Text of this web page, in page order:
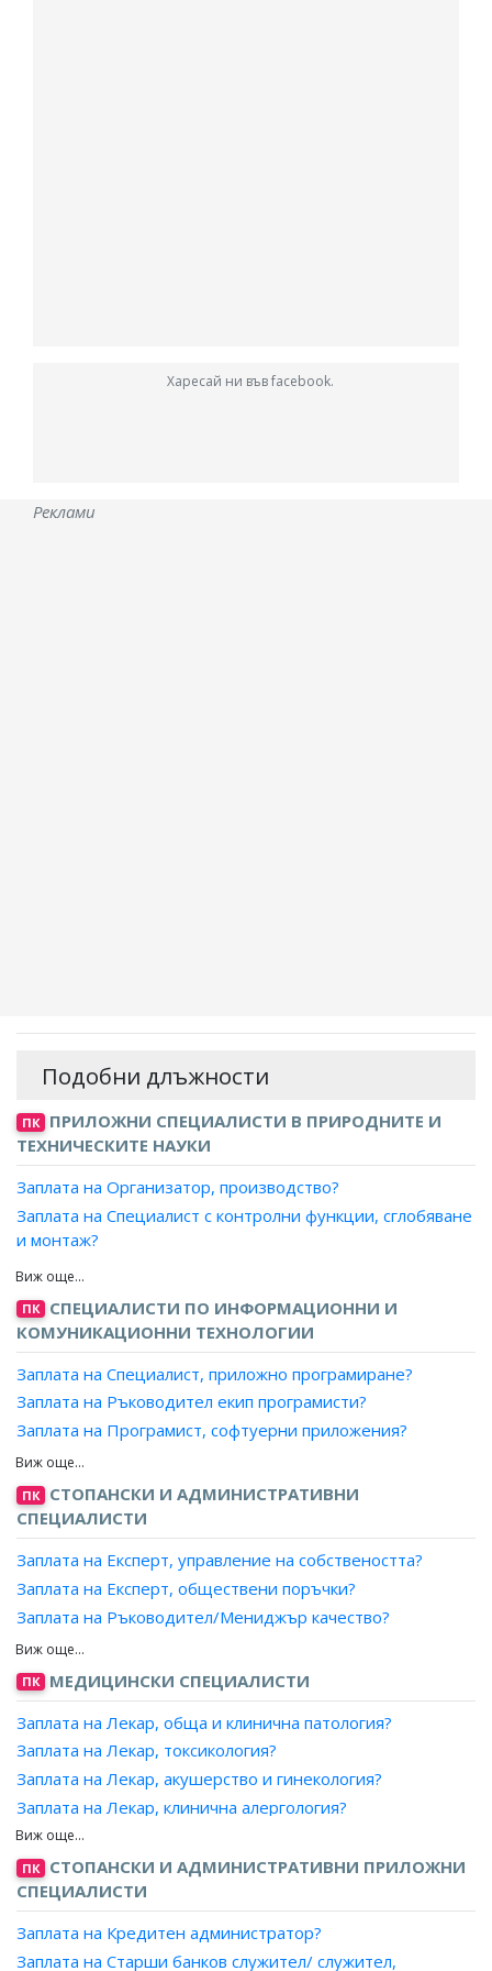
Харесай ни във facebook.
Реклами
Подобни длъжности
ПК ПРИЛОЖНИ СПЕЦИАЛИСТИ В ПРИРОДНИТЕ И
ТЕХНИЧЕСКИТЕ НАУКИ
Заплата на Организатор, производство?
Заплата на Специалист с контролни функции, сглобяване
и монтаж?
Заплата на Специалист с контролни функции,
преработваща промишленост?
Заплата на Специалист с контролни функции,
довършителни дейности?
Заплата на Координатор, преработваща промишленост?
Заплата на Специалист с контролни функции,
автоматична поточна линия?
Заплата на Диспечер, газопреносна/
газоразпределителна мрежа?
Заплата на Оператор, газопреносна/
газоразпределителна мрежа?
Заплата на Началник смяна?
ПК СПЕЦИАЛИСТИ ПО ИНФОРМАЦИОННИ И
КОМУНИКАЦИОННИ ТЕХНОЛОГИИ
Заплата на Специалист, приложно програмиране?
Заплата на Ръководител екип програмисти?
Заплата на Програмист, софтуерни приложения?
Заплата на Програмист, системи за управление на
бизнеса?
Заплата на Програмист, системи за управление на бази
данни?
ПК СТОПАНСКИ И АДМИНИСТРАТИВНИ
СПЕЦИАЛИСТИ
Заплата на Експерт, управление на собствеността?
Заплата на Експерт, обществени поръчки?
Заплата на Ръководител/Мениджър качество?
Заплата на Експерт лизинг?
Заплата на Мениджър, ключови клиенти?
Заплата на Експерт доставки, преработваща
промишленост?
Заплата на Мениджър, проекти?
Заплата на Експерт, продажби?
Заплата на Търговски пълномощник?
Заплата на Ръководител търговски екип?
Заплата на Експерт, стопанска дейност?
Заплата на Експерт, бизнес развитие?
Заплата на Експерт, капитално строителство?
Заплата на Експерт, инженеринг?
ПК МЕДИЦИНСКИ СПЕЦИАЛИСТИ
Заплата на Лекар, обща и клинична патология?
Заплата на Лекар, токсикология?
Заплата на Лекар, акушерство и гинекология?
Заплата на Лекар, клинична алергология?
Заплата на Лекар, анатомия, хистология и цитология?
Заплата на Лекар, анестезиология и интензивно
лечение?
Заплата на Лекар, биохимия?
Заплата на Лекар, вирусология?
ПК СТОПАНСКИ И АДМИНИСТРАТИВНИ ПРИЛОЖНИ
СПЕЦИАЛИСТИ
Заплата на Кредитен администратор?
Заплата на Старши банков служител/ служител,